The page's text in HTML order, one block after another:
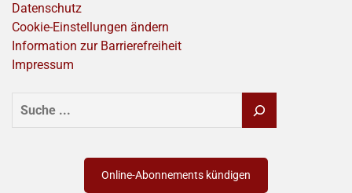
Datenschutz
Cookie-Einstellungen ändern
Information zur Barrierefreiheit
Impressum
SUCHEN
Online-Abonnements kündigen